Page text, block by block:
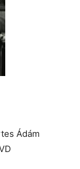
Ádám